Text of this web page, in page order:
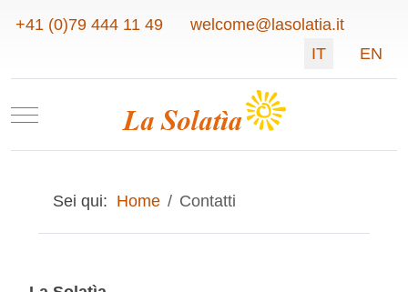
+41 (0)79 444 11 49
welcome@lasolatia.it
Seleziona la
IT EN
Mobile Menu Toggle
Sei qui: Home Contatti